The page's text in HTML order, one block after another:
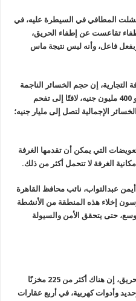
المطافي في السيطرة عليه، في
تقاعست عن إطفاء الحريق،
فاعل، وأنه ليس نتيجة ماس
إن حجم الخسائر الناجمة
عن حريق الرويعي في العتبة، يقدر بنحو 400 مليون جنيه، لافتًا إلى تفحم
حجم الخسائر الإجمالية لتصل إلى مليار جنيه؛
التي يمكن أن تقدمها الغرفة
.
عبدالتواب، نائب محافظ القاهرة
إخلاء هذه المنطقة من الأنشطة
حتى يتحقق الأمن والسيولة
وقال أصحاب المحلات المتضررة من الحريق، إن هناك أكثر من 225 مخزنًا
وأدوات كهربية، في أربع عقارات